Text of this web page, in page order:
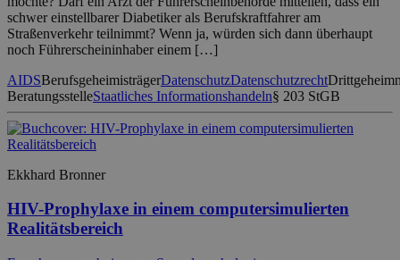
schwer einstellbarer Diabetiker als Berufskraftfahrer am
Straßenverkehr teilnimmt? Wenn ja, würden sich dann überhaupt
noch Führerscheininhaber einem […]
AIDSBerufsgeheimisträgerDatenschutzDatenschutzrecht
BeratungsstelleStaatliches Informationshandeln§ 203 StGB
Ekkhard Bronner
HIV-Prophylaxe in einem computersimulierten
Realitätsbereich